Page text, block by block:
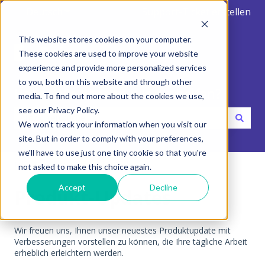
This website stores cookies on your computer.
These cookies are used to improve your website
experience and provide more personalized services
to you, both on this website and through other
media. To find out more about the cookies we use,
see our Privacy Policy.
We won't track your information when you visit our
site. But in order to comply with your preferences,
we'll have to use just one tiny cookie so that you're
not asked to make this choice again.
Accept Decline
Untermenü für Übersetzungen anzeigen
Support-Ticket erstellen
Hallo. Wie können wir dir helfen?
Es gibt keine Vorschläge, da das Suchfeld leer ist.
Hilfe-Center Produkt-Updates
Produkt-Updates
Wir freuen uns, Ihnen unser neuestes Produktupdate mit
Verbesserungen vorstellen zu können, die Ihre tägliche Arbeit
erheblich erleichtern werden.